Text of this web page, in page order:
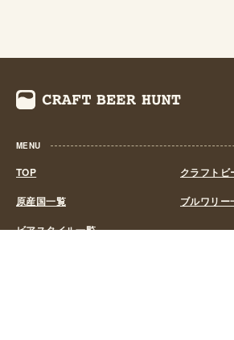
MENU
TOP
クラフトビ
原産国一覧
ブルワリー
ビアスタイル一覧